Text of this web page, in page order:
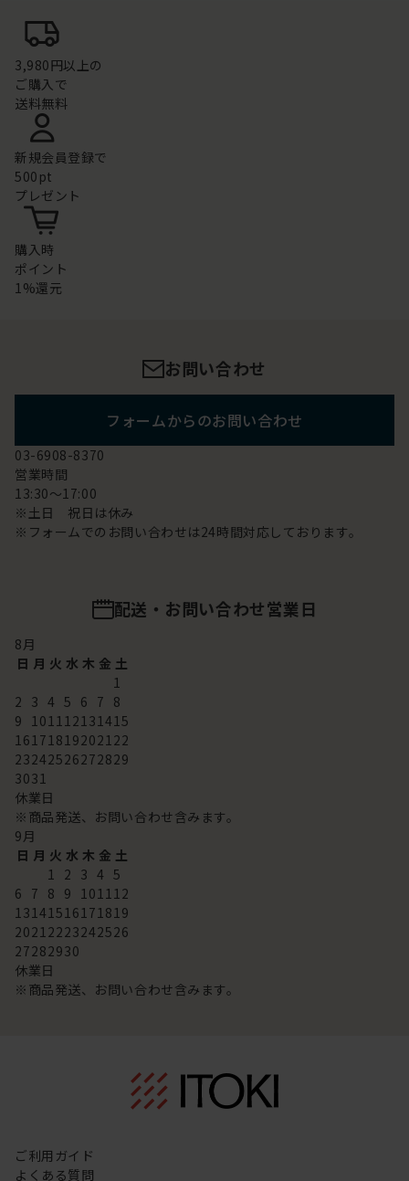
3,980円以上の
ご購入で
送料無料
新規会員登録で
500pt
プレゼント
購入時
ポイント
1%還元
お問い合わせ
フォームからのお問い合わせ
03-6908-8370
営業時間
13:30～17:00
※土日 祝日は休み
※フォームでのお問い合わせは24時間対応しております。
配送・お問い合わせ営業日
8月
日 月 火 水 木 金 土
1
2 3 4 5 6 7 8
9 101112131415
16171819202122
23242526272829
3031
休業日
※商品発送、お問い合わせ含みます。
9月
日 月 火 水 木 金 土
1 2 3 4 5
6 7 8 9 101112
13141516171819
20212223242526
27282930
休業日
※商品発送、お問い合わせ含みます。
ご利用ガイド
よくある質問